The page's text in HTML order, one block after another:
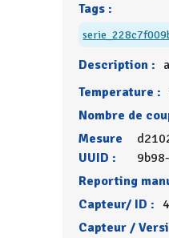
Tags :
Description :
Temperature :
Nombre de
Mesure
UUID :
Reporting
Capteur/ ID :
Capteur /